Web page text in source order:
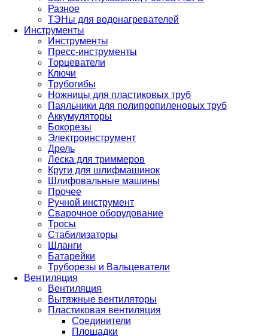
Разное
ТЭНы для водонагревателей
Инструменты
Инструменты
Пресс-инструменты
Торцеватели
Ключи
Трубогибы
Ножницы для пластиковых труб
Паяльники для полипропиленовых труб
Аккумуляторы
Бокорезы
Электроинструмент
Дрель
Леска для триммеров
Круги для шлифмашинок
Шлифовальные машины
Прочее
Ручной инструмент
Сварочное оборудование
Тросы
Стабилизаторы
Шланги
Батарейки
Труборезы и Вальцеватели
Вентиляция
Вентиляция
Вытяжные вентиляторы
Пластиковая вентиляция
Соединители
Площадки